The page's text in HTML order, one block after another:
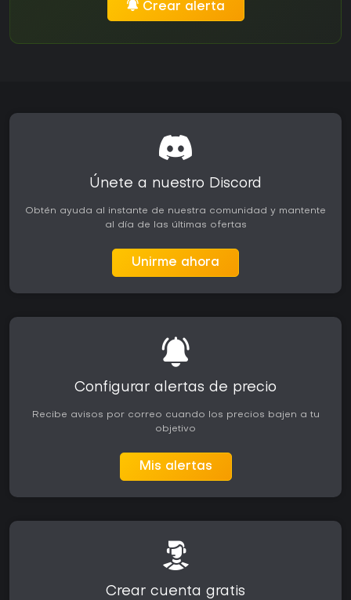
Crear alerta
Únete a nuestro Discord
Obtén ayuda al instante de nuestra comunidad y mantente
al día de las últimas ofertas
Unirme ahora
Configurar alertas de precio
Recibe avisos por correo cuando los precios bajen a tu
objetivo
Mis alertas
Crear cuenta gratis